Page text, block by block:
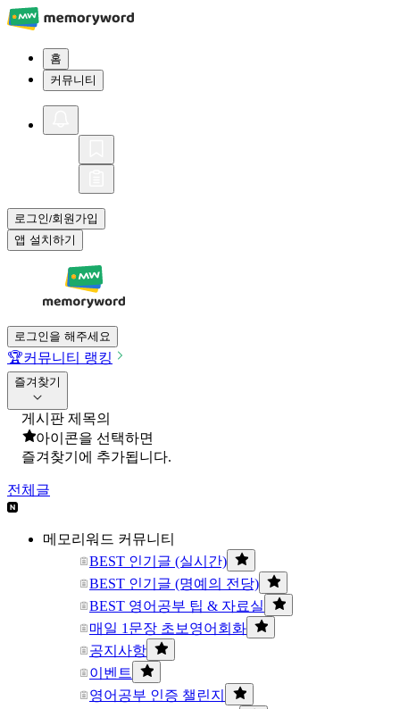
홈
커뮤니티
로그인/회원가입
앱 설치하기
로그인을 해주세요
🏆커뮤니티 랭킹
즐겨찾기
게시판 제목의
아이콘을 선택하면
즐겨찾기에 추가됩니다.
전체글
메모리워드 커뮤니티
BEST 인기글 (실시간)
BEST 인기글 (명예의 전당)
BEST 영어공부 팁 & 자료실
매일 1문장 초보영어회화
공지사항
이벤트
영어공부 인증 챌린지